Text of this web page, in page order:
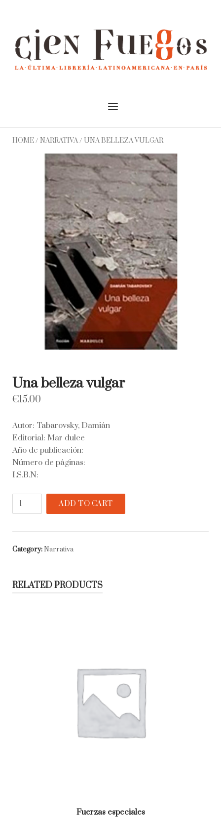
Menu
HOME/ NARRATIVA/ UNA BELLEZA VULGAR
Una belleza vulgar
€15.00
Autor: Tabarovsky, Damián
Editorial: Mar dulce
Año de publicación:
Número de páginas:
I.S.B.N:
Una
quantity
ADD TO CART
Category:Narrativa
RELATED PRODUCTS
Fuerzas especiales